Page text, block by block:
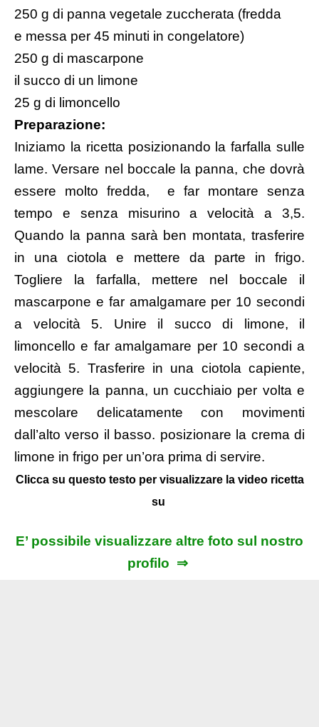
250 g di panna vegetale zuccherata (fredda
e messa per 45 minuti in congelatore)
250 g di mascarpone
il succo di un limone
25 g di limoncello
Preparazione:
Iniziamo la ricetta posizionando la farfalla sulle
lame. Versare nel boccale la panna, che dovrà
essere molto fredda, e far montare senza
tempo e senza misurino a velocità a 3,5.
Quando la panna sarà ben montata, trasferire
in una ciotola e mettere da parte in frigo.
Togliere la farfalla, mettere nel boccale il
mascarpone e far amalgamare per 10 secondi
a velocità 5. Unire il succo di limone, il
limoncello e far amalgamare per 10 secondi a
velocità 5. Trasferire in una ciotola capiente,
aggiungere la panna, un cucchiaio per volta e
mescolare delicatamente con movimenti
dall’alto verso il basso. posizionare la crema di
limone in frigo per un’ora prima di servire.
Clicca su questo testo per visualizzare la video ricetta
su
E’ possibile visualizzare altre foto sul nostro
profilo ⇒